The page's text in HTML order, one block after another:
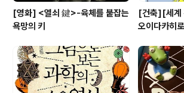
[영화] <열쇠 鍵>-육체를 붙잡는
욕망의 키
[건축][세계
오이다카히